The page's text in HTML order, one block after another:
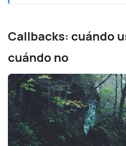
Callbacks: cuándo
cuándo no